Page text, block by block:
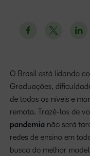
O Brasil está lidando
Graduações,
de todos os níveis e
remota. Trazê-los de
pandemia não será
redes de ensino em
busca do melhor